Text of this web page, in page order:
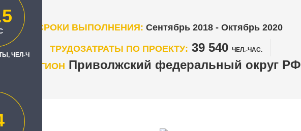
СРОКИ ВЫПОЛНЕНИЯ: Сентябрь 2018 - Октябрь 2020
ТРУДОЗАТРАТЫ ПО ПРОЕКТУ: 39 540 ЧЕЛ.-ЧАС.
РЕГИОН Приволжский федеральный округ РФ
ЧЕЛ-Ч